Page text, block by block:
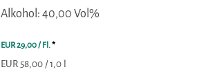
Alkohol: 40,00 Vol%
EUR 29,00/ Fl.*
EUR 58,00 / 1,0 l